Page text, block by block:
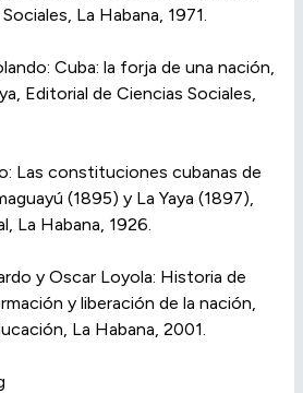
La Habana, 1971.
Cuba: la forja de una nación,
Editorial de Ciencias Sociales,
Las constituciones cubanas de
(1895) y La Yaya (1897),
La Habana, 1926.
y Oscar Loyola: Historia de
y liberación de la nación,
La Habana, 2001.